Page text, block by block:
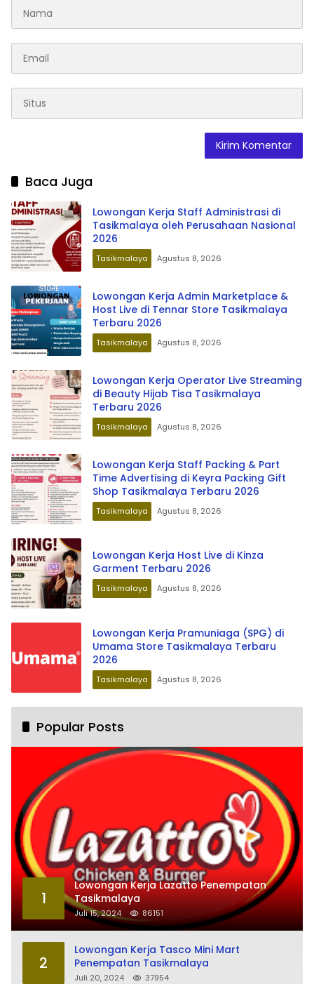
Baca Juga
Lowongan Kerja Staff Administrasi di
Tasikmalaya oleh Perusahaan Nasional
2026
Tasikmalaya Agustus 8, 2026
Lowongan Kerja Admin Marketplace &
Host Live di Tennar Store Tasikmalaya
Terbaru 2026
Tasikmalaya Agustus 8, 2026
Lowongan Kerja Operator Live Streaming
di Beauty Hijab Tisa Tasikmalaya
Terbaru 2026
Tasikmalaya Agustus 8, 2026
Lowongan Kerja Staff Packing & Part
Time Advertising di Keyra Packing Gift
Shop Tasikmalaya Terbaru 2026
Tasikmalaya Agustus 8, 2026
Lowongan Kerja Host Live di Kinza
Garment Terbaru 2026
Tasikmalaya Agustus 8, 2026
Lowongan Kerja Pramuniaga (SPG) di
Umama Store Tasikmalaya Terbaru
2026
Tasikmalaya Agustus 8, 2026
Popular Posts
1
Lowongan Kerja Lazatto Penempatan
Tasikmalaya
Juli 15, 2024 86151
2
Lowongan Kerja Tasco Mini Mart
Penempatan Tasikmalaya
Juli 20, 2024 37954